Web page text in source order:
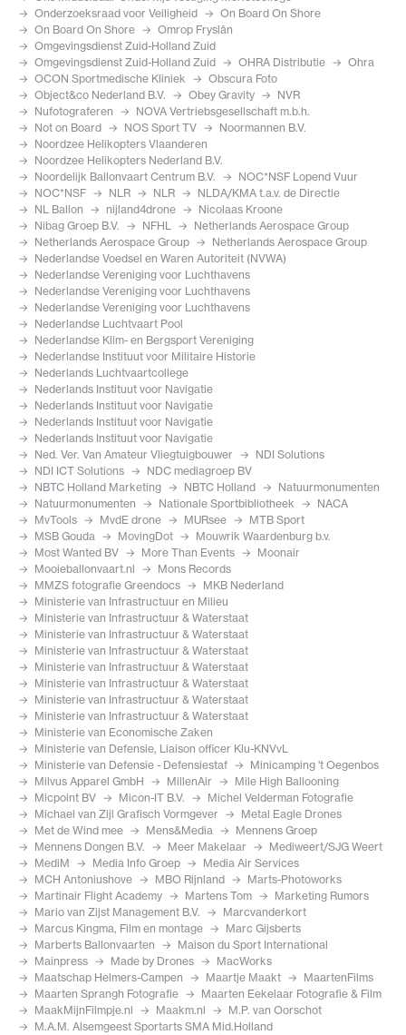
Onderzoeksraad voor Veiligheid
On Board On Shore
On Board On Shore
Omrop Fryslân
Omgevingsdienst Zuid-Holland Zuid
Omgevingsdienst Zuid-Holland Zuid
OHRA Distributie
Ohra
OCON Sportmedische Kliniek
Obscura Foto
Object&co Nederland B.V.
Obey Gravity
NVR
Nufotograferen
NOVA Vertriebsgesellschaft m.b.h.
Not on Board
NOS Sport TV
Noormannen B.V.
Noordzee Helikopters Vlaanderen
Noordzee Helikopters Nederland B.V.
Noordelijk Ballonvaart Centrum B.V.
NOC*NSF Lopend Vuur
NOC*NSF
NLR NLR
NLDA/KMA t.a.v. de Directie
NL Ballon
nijland4drone
Nicolaas Kroone
Nibag Groep B.V.
NFHL
Netherlands Aerospace Group
Netherlands Aerospace Group
Netherlands Aerospace Group
Nederlandse Voedsel en Waren Autoriteit (NVWA)
Nederlandse Vereniging voor Luchthavens
Nederlandse Vereniging voor Luchthavens
Nederlandse Vereniging voor Luchthavens
Nederlandse Luchtvaart Pool
Nederlandse Klim- en Bergsport Vereniging
Nederlandse Instituut voor Militaire Historie
Nederlands Luchtvaartcollege
Nederlands Instituut voor Navigatie
Nederlands Instituut voor Navigatie
Nederlands Instituut voor Navigatie
Nederlands Instituut voor Navigatie
Ned. Ver. Van Amateur Vliegtuigbouwer
NDI Solutions
NDI ICT Solutions
NDC mediagroep BV
NBTC Holland Marketing
NBTC Holland
Natuurmonumenten
Natuurmonumenten
Nationale Sportbibliotheek
NACA
MvTools
MvdE drone MURsee
MTB Sport
MSB Gouda
MovingDot
Mouwrik Waardenburg b.v.
Most Wanted BV
More Than Events
Moonair
Mooieballonvaart.nl
Mons Records
MMZS fotografie Greendocs
MKB Nederland
Ministerie van Infrastructuur en Milieu
Ministerie van Infrastructuur & Waterstaat
Ministerie van Infrastructuur & Waterstaat
Ministerie van Infrastructuur & Waterstaat
Ministerie van Infrastructuur & Waterstaat
Ministerie van Infrastructuur & Waterstaat
Ministerie van Infrastructuur & Waterstaat
Ministerie van Infrastructuur & Waterstaat
Ministerie van Economische Zaken
Ministerie van Defensie, Liaison officer Klu-KNVvL
Ministerie van Defensie - Defensiestaf
Minicamping 't Oegenbos
Milvus Apparel GmbH
MillenAir
Mile High Ballooning
Micpoint BV
Micon-IT B.V.
Michel Velderman Fotografie
Michael van Zijl Grafisch Vormgever
Metal Eagle Drones
Met de Wind mee
Mens&Media
Mennens Groep
Mennens Dongen B.V.
Meer Makelaar
Mediweert/SJG Weert
MediM
Media Info Groep
Media Air Services
MCH Antoniushove
MBO Rijnland
Marts-Photoworks
Martinair Flight Academy
Martens Tom
Marketing Rumors
Mario van Zijst Management B.V.
Marcvanderkort
Marcus Kingma, Film en montage
Marc Gijsberts
Marberts Ballonvaarten
Maison du Sport International
Mainpress
Made by Drones
MacWorks
Maatschap Helmers-Campen
Maartje Maakt
MaartenFilms
Maarten Sprangh Fotografie
Maarten Eekelaar Fotografie & Film
MaakMijnFilmpje.nl
Maakm.nl
M.P. van Oorschot
M.A.M. Alsemgeest Sportarts SMA Mid.Holland